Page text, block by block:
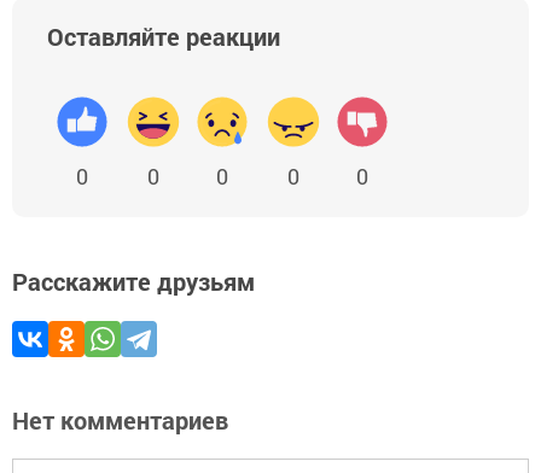
Оставляйте реакции
0 0 0 0 0
Расскажите друзьям
Нет комментариев